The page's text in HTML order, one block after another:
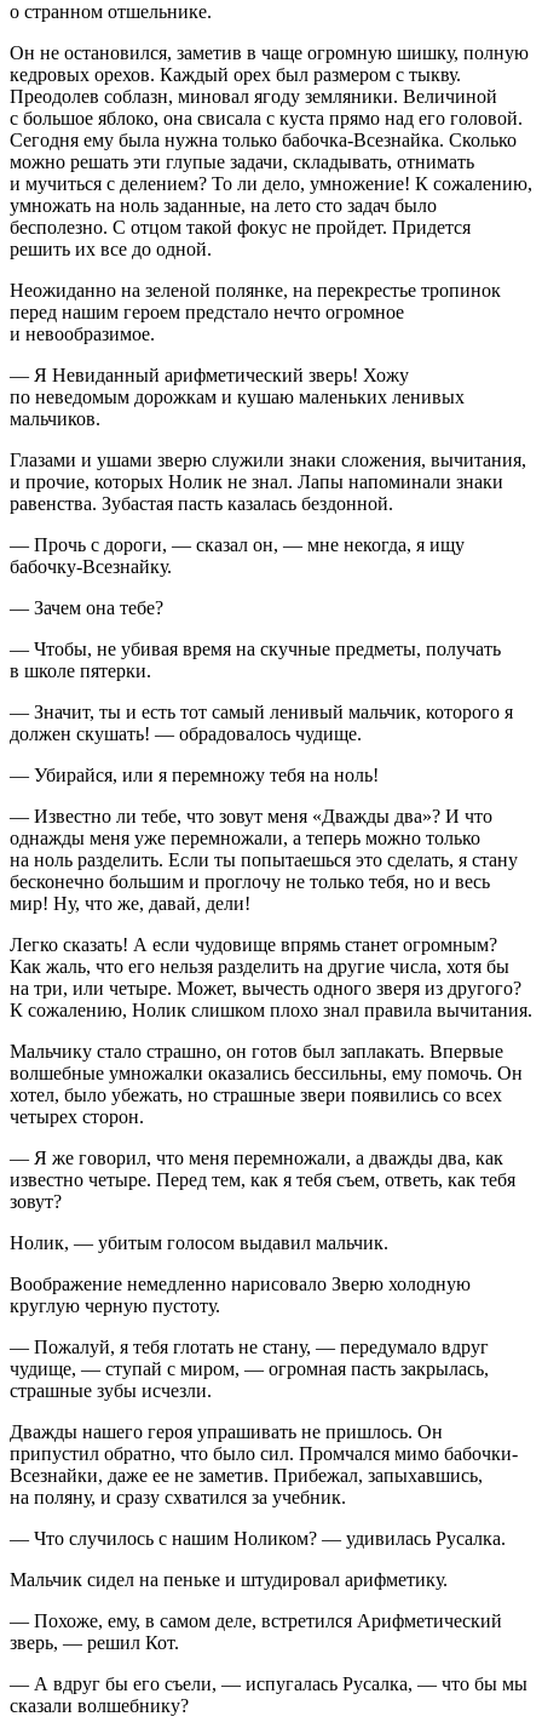
о странном отшельнике.
Он не остановился, заметив в чаще огромную шишку, полную
кедровых орехов. Каждый орех был размером с тыкву.
Преодолев соблазн, миновал ягоду земляники. Величиной
с большое яблоко, она свисала с куста прямо над его головой.
Сегодня ему была нужна только бабочка-Всезнайка. Сколько
можно решать эти глупые задачи, складывать, отнимать
и мучиться с делением? То ли дело, умножение! К сожалению,
умножать на ноль заданные, на лето сто задач было
бесполезно. С отцом такой фокус не пройдет. Придется
решить их все до одной.
Неожиданно на зеленой полянке, на перекрестье тропинок
перед нашим героем предстало нечто огромное
и невообразимое.
— Я Невиданный арифметический зверь! Хожу
по неведомым дорожкам и кушаю маленьких ленивых
мальчиков.
Глазами и ушами зверю служили знаки сложения, вычитания,
и прочие, которых Нолик не знал. Лапы напоминали знаки
равенства. Зубастая пасть казалась бездонной.
— Прочь с дороги, — сказал он, — мне некогда, я ищу
бабочку-Всезнайку.
— Зачем она тебе?
— Чтобы, не убивая время на скучные предметы, получать
в школе пятерки.
— Значит, ты и есть тот самый ленивый мальчик, которого я
должен скушать! — обрадовалось чудище.
— Убирайся, или я перемножу тебя на ноль!
— Известно ли тебе, что зовут меня «Дважды два»? И что
однажды меня уже перемножали, а теперь можно только
на ноль разделить. Если ты попытаешься это сделать, я стану
бесконечно большим и проглочу не только тебя, но и весь
мир! Ну, что же, давай, дели!
Легко сказать! А если чудовище впрямь станет огромным?
Как жаль, что его нельзя разделить на другие числа, хотя бы
на три, или четыре. Может, вычесть одного зверя из другого?
К сожалению, Нолик слишком плохо знал правила вычитания.
Мальчику стало страшно, он готов был заплакать. Впервые
волшебные умножалки оказались бессильны, ему помочь. Он
хотел, было убежать, но страшные звери появились со всех
четырех сторон.
— Я же говорил, что меня перемножали, а дважды два, как
известно четыре. Перед тем, как я тебя съем, ответь, как тебя
зовут?
Нолик, — убитым голосом выдавил мальчик.
Воображение немедленно нарисовало Зверю холодную
круглую черную пустоту.
— Пожалуй, я тебя глотать не стану, — передумало вдруг
чудище, — ступай с миром, — огромная пасть закрылась,
страшные зубы исчезли.
Дважды нашего героя упрашивать не пришлось. Он
припустил обратно, что было сил. Промчался мимо бабочки-
Всезнайки, даже ее не заметив. Прибежал, запыхавшись,
на поляну, и сразу схватился за учебник.
— Что случилось с нашим Ноликом? — удивилась Русалка.
Мальчик сидел на пеньке и штудировал арифметику.
— Похоже, ему, в самом деле, встретился Арифметический
зверь, — решил Кот.
— А вдруг бы его съели, — испугалась Русалка, — что бы мы
сказали волшебнику?